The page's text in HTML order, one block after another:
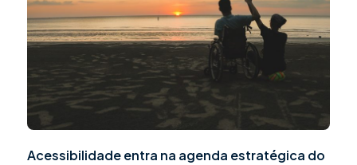
Acessibilidade entra na agenda estratégica do